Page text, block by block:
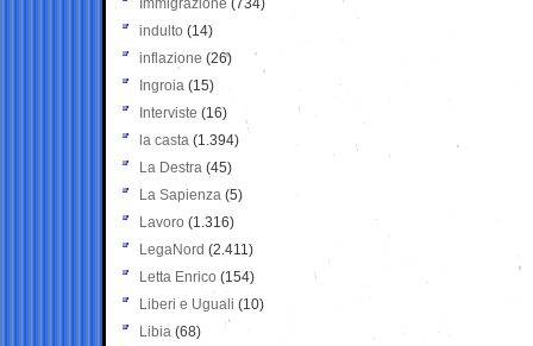
Immigrazione (734)
indulto (14)
inflazione (26)
Ingroia (15)
Interviste (16)
la casta (1.394)
La Destra (45)
La Sapienza (5)
Lavoro (1.316)
LegaNord (2.411)
Letta Enrico (154)
Liberi e Uguali (10)
Libia (68)